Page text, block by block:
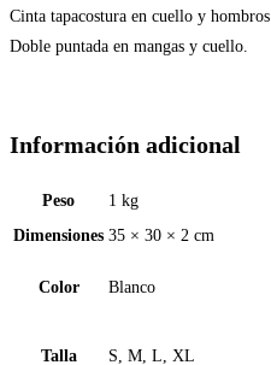
Cinta tapacostura en cuello y hombros
Doble puntada en mangas y cuello.
Información adicional
Peso
1 kg
Dimensiones 35 × 30 × 2 cm
Color Blanco
Talla S, M, L, XL